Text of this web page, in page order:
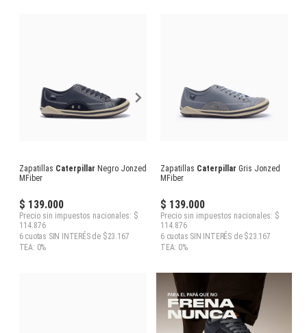
Zapatillas Caterpillar Negro Jonzed
MFiber
$ 139.000
Precio sin impuestos nacionales: $
114.876
6 cuotas SIN INTERÉS de $23.167
TEA: 0%
Zapatillas Caterpillar Gris Jonzed
MFiber
$ 139.000
Precio sin impuestos nacionales: $
114.876
6 cuotas SIN INTERÉS de $23.167
TEA: 0%